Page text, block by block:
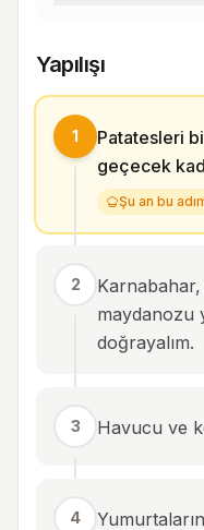
Yapılışı
1
Patatesleri
geçecek
Şu an bu
2
maydanozu
doğrayalım.
3 Havucu ve
4
Yumurtaların